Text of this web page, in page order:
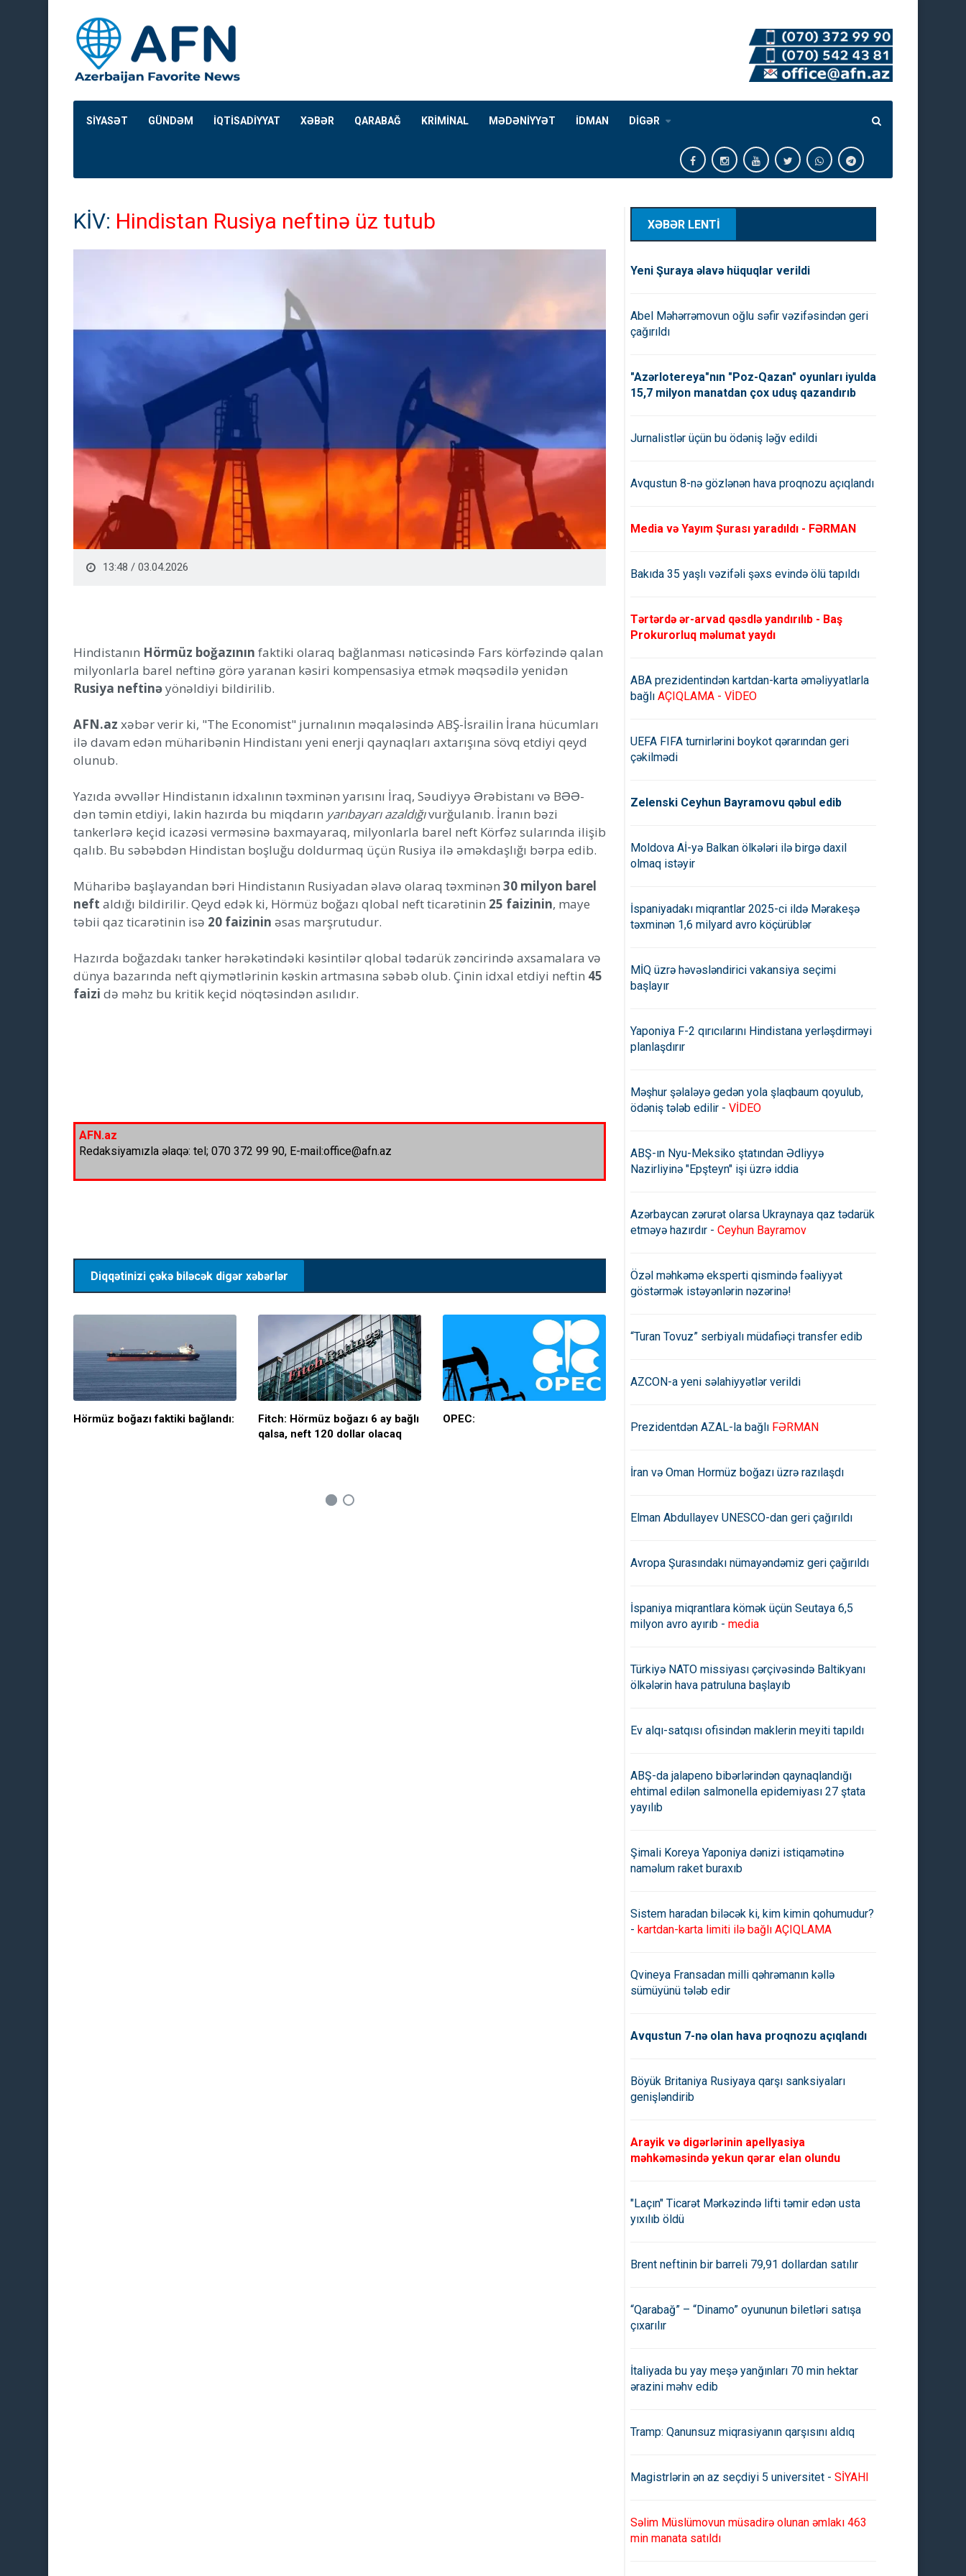
SİYASƏT GÜNDƏM İQTİSADİYYAT XƏBƏR QARABAĞ KRİMİNAL MƏDƏNİYYƏT İDMAN DİGƏR
KİV: Hindistan Rusiya neftinə üz tutub
13:48 / 03.04.2026
Hindistanın Hörmüz boğazının faktiki olaraq bağlanması nəticəsində Fars körfəzində qalan
milyonlarla barel neftinə görə yaranan kəsiri kompensasiya etmək məqsədilə yenidən
Rusiya neftinəyönəldiyi bildirilib.
AFN.az xəbər verir ki, "The Economist" jurnalının məqaləsində ABŞ-İsrailin İrana hücumları
ilə davam edən müharibənin Hindistanı yeni enerji qaynaqları axtarışına sövq etdiyi qeyd
olunub.
Yazıda əvvəllər Hindistanın idxalının təxminən yarısını İraq, Səudiyyə Ərəbistanı və BƏƏ-
dən təmin etdiyi, lakin hazırda bu miqdarın yarıbayarı azaldığıvurğulanıb. İranın bəzi
tankerlərə keçid icazəsi verməsinə baxmayaraq, milyonlarla barel neft Körfəz sularında ilişib
qalıb. Bu səbəbdən Hindistan boşluğu doldurmaq üçün Rusiya ilə əməkdaşlığı bərpa edib.
Müharibə başlayandan bəri Hindistanın Rusiyadan əlavə olaraq təxminən 30 milyon barel
neft aldığı bildirilir. Qeyd edək ki, Hörmüz boğazı qlobal neft ticarətinin 25 faizinin, maye
təbii qaz ticarətinin isə 20 faizinin əsas marşrutudur.
Hazırda boğazdakı tanker hərəkətindəki kəsintilər qlobal tədarük zəncirində axsamalara və
dünya bazarında neft qiymətlərinin kəskin artmasına səbəb olub. Çinin idxal etdiyi neftin 45
faizi də məhz bu kritik keçid nöqtəsindən asılıdır.
AFN.az
Redaksiyamızla əlaqə: tel; 070 372 99 90, E-mail:office@afn.az
Diqqətinizi çəkə biləcək digər xəbərlər
Hörmüz boğazı faktiki bağlandı:
Fitch: Hörmüz boğazı 6 ay bağlı
qalsa, neft 120 dollar olacaq
OPEC:
sürprizi":
ayında artaraq 26,5 milyon
XƏBƏR LENTİ
Yeni Şuraya əlavə hüquqlar verildi
Abel Məhərrəmovun oğlu səfir vəzifəsindən geri
çağırıldı
"Azərlotereya"nın "Poz-Qazan" oyunları iyulda
15,7 milyon manatdan çox uduş qazandırıb
Jurnalistlər üçün bu ödəniş ləğv edildi
Avqustun 8-nə gözlənən hava proqnozu açıqlandı
Media və Yayım Şurası yaradıldı - FƏRMAN
Bakıda 35 yaşlı vəzifəli şəxs evində ölü tapıldı
Tərtərdə ər-arvad qəsdlə yandırılıb - Baş
Prokurorluq məlumat yaydı
ABA prezidentindən kartdan-karta əməliyyatlarla
bağlı AÇIQLAMA - VİDEO
UEFA FIFA turnirlərini boykot qərarından geri
çəkilmədi
Zelenski Ceyhun Bayramovu qəbul edib
Moldova Aİ-yə Balkan ölkələri ilə birgə daxil
olmaq istəyir
İspaniyadakı miqrantlar 2025-ci ildə Mərakeşə
təxminən 1,6 milyard avro köçürüblər
MİQ üzrə həvəsləndirici vakansiya seçimi
başlayır
Yaponiya F-2 qırıcılarını Hindistana yerləşdirməyi
planlaşdırır
Məşhur şəlaləyə gedən yola şlaqbaum qoyulub,
ödəniş tələb edilir - VİDEO
ABŞ-ın Nyu-Meksiko ştatından Ədliyyə
Nazirliyinə "Epşteyn" işi üzrə iddia
Azərbaycan zərurət olarsa Ukraynaya qaz tədarük
etməyə hazırdır - Ceyhun Bayramov
Özəl məhkəmə eksperti qismində fəaliyyət
göstərmək istəyənlərin nəzərinə!
“Turan Tovuz” serbiyalı müdafiəçi transfer edib
AZCON-a yeni səlahiyyətlər verildi
Prezidentdən AZAL-la bağlı FƏRMAN
İran və Oman Hormüz boğazı üzrə razılaşdı
Elman Abdullayev UNESCO-dan geri çağırıldı
Avropa Şurasındakı nümayəndəmiz geri çağırıldı
İspaniya miqrantlara kömək üçün Seutaya 6,5
milyon avro ayırıb - media
Türkiyə NATO missiyası çərçivəsində Baltikyanı
ölkələrin hava patruluna başlayıb
Ev alqı-satqısı ofisindən maklerin meyiti tapıldı
ABŞ-da jalapeno bibərlərindən qaynaqlandığı
ehtimal edilən salmonella epidemiyası 27 ştata
yayılıb
Şimali Koreya Yaponiya dənizi istiqamətinə
naməlum raket buraxıb
Sistem haradan biləcək ki, kim kimin qohumudur?
- kartdan-karta limiti ilə bağlı AÇIQLAMA
Qvineya Fransadan milli qəhrəmanın kəllə
sümüyünü tələb edir
Avqustun 7-nə olan hava proqnozu açıqlandı
Böyük Britaniya Rusiyaya qarşı sanksiyaları
genişləndirib
Arayik və digərlərinin apellyasiya
məhkəməsində yekun qərar elan olundu
"Laçın" Ticarət Mərkəzində lifti təmir edən usta
yıxılıb öldü
Brent neftinin bir barreli 79,91 dollardan satılır
“Qarabağ” – “Dinamo” oyununun biletləri satışa
çıxarılır
İtaliyada bu yay meşə yanğınları 70 min hektar
ərazini məhv edib
Tramp: Qanunsuz miqrasiyanın qarşısını aldıq
Magistrlərin ən az seçdiyi 5 universitet - SİYAHI
Səlim Müslümovun müsadirə olunan əmlakı 463
min manata satıldı